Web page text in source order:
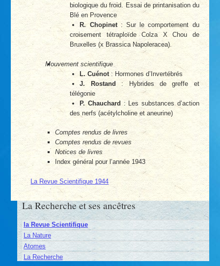
biologique du froid. Essai de printanisation du
Blé en Provence
R. Chopinet: Sur le comportement du
croisement tétraploïde Colza X Chou de
Bruxelles (x Brassica Napoleracea).
Mouvement scientifique
L. Cuénot: Hormones d’Invertébrés
J. Rostand: Hybrides de greffe et
télégonie
P. Chauchard : Les substances d’action
des nerfs (acétylcholine et aneurine)
Comptes rendus de livres
Comptes rendus de revues
Notices de livres
Index général pour l’année 1943
La Revue Scientifique 1944
La Recherche et ses ancêtres
la Revue Scientifique
La Nature
Atomes
La Recherche